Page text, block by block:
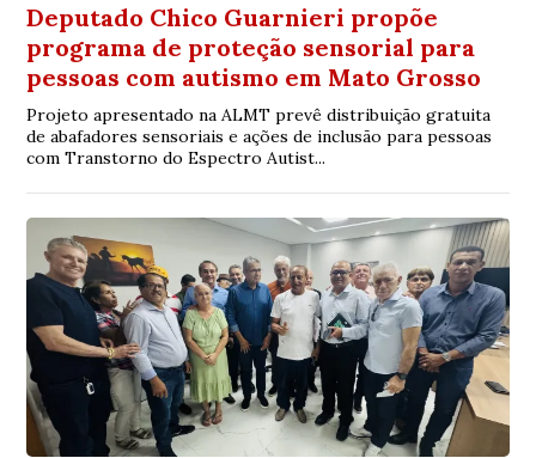
Deputado Chico Guarnieri propõe
programa de proteção sensorial para
pessoas com autismo em Mato Grosso
Projeto apresentado na ALMT prevê distribuição gratuita
de abafadores sensoriais e ações de inclusão para pessoas
com Transtorno do Espectro Autist...